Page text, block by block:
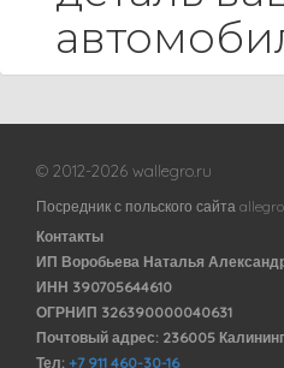
© 2012-2026 wallegro.ru
Посредник с польского сайта
Контакты
ИП Воробьева Наталья
ИНН 390705644610
ОГРНИП 326390000040631
Почтовый адрес: 236005
Тел: +7 911 460-30-16